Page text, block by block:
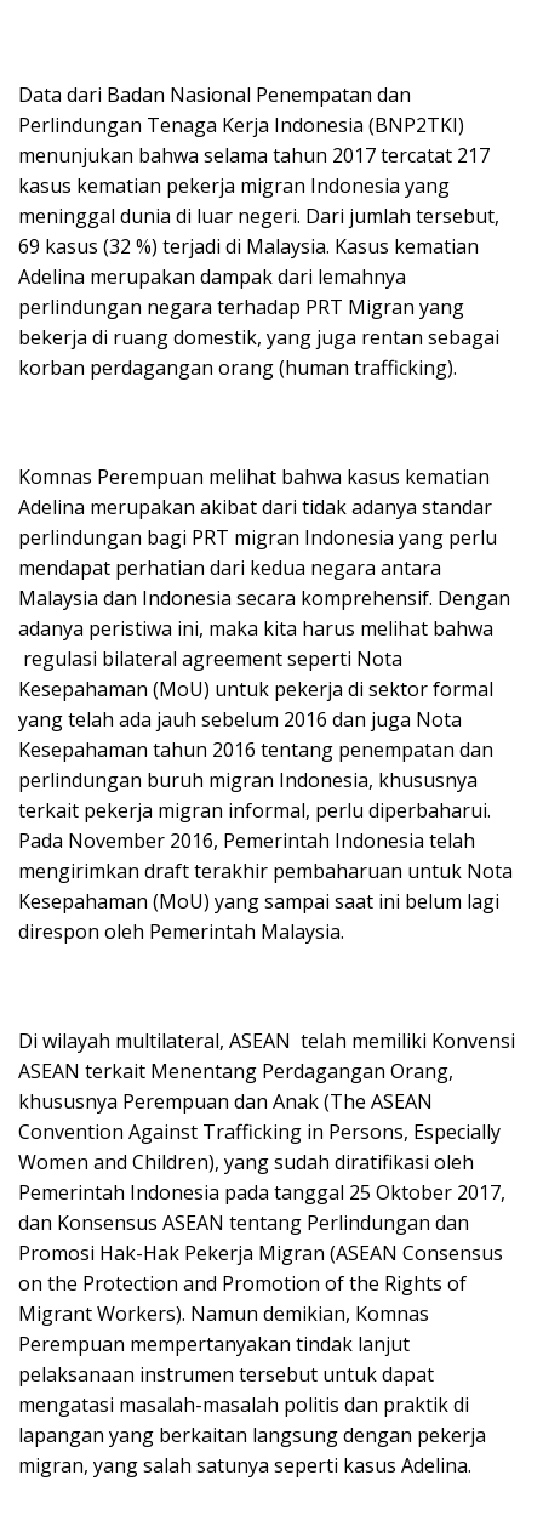
Data dari Badan Nasional Penempatan dan
Perlindungan Tenaga Kerja Indonesia (BNP2TKI)
menunjukan bahwa selama tahun 2017 tercatat 217
kasus kematian pekerja migran Indonesia yang
meninggal dunia di luar negeri. Dari jumlah tersebut,
69 kasus (32 %) terjadi di Malaysia. Kasus kematian
Adelina merupakan dampak dari lemahnya
perlindungan negara terhadap PRT Migran yang
bekerja di ruang domestik, yang juga rentan sebagai
korban perdagangan orang (human trafficking).
Komnas Perempuan melihat bahwa kasus kematian
Adelina merupakan akibat dari tidak adanya standar
perlindungan bagi PRT migran Indonesia yang perlu
mendapat perhatian dari kedua negara antara
Malaysia dan Indonesia secara komprehensif. Dengan
adanya peristiwa ini, maka kita harus melihat bahwa
regulasi bilateral agreement seperti Nota
Kesepahaman (MoU) untuk pekerja di sektor formal
yang telah ada jauh sebelum 2016 dan juga Nota
Kesepahaman tahun 2016 tentang penempatan dan
perlindungan buruh migran Indonesia, khususnya
terkait pekerja migran informal, perlu diperbaharui.
Pada November 2016, Pemerintah Indonesia telah
mengirimkan draft terakhir pembaharuan untuk Nota
Kesepahaman (MoU) yang sampai saat ini belum lagi
direspon oleh Pemerintah Malaysia.
Di wilayah multilateral, ASEAN telah memiliki Konvensi
ASEAN terkait Menentang Perdagangan Orang,
khususnya Perempuan dan Anak (The ASEAN
Convention Against Trafficking in Persons, Especially
Women and Children), yang sudah diratifikasi oleh
Pemerintah Indonesia pada tanggal 25 Oktober 2017,
dan Konsensus ASEAN tentang Perlindungan dan
Promosi Hak-Hak Pekerja Migran (ASEAN Consensus
on the Protection and Promotion of the Rights of
Migrant Workers). Namun demikian, Komnas
Perempuan mempertanyakan tindak lanjut
pelaksanaan instrumen tersebut untuk dapat
mengatasi masalah-masalah politis dan praktik di
lapangan yang berkaitan langsung dengan pekerja
migran, yang salah satunya seperti kasus Adelina.